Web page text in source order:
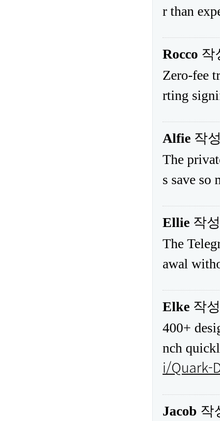
r than
Rocco 작
Zero-fee
rting
Alfie 작
The
s save so
Ellie 작
The
awal
Elke 작
400+
nch
i/Quark-
Jacob 작